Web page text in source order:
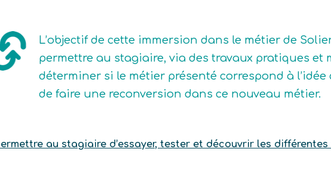
L’objectif de cette immersion dans le métier de
permettre au stagiaire, via des travaux pratiques et
déterminer si le métier présenté correspond à l’idée
de faire une reconversion dans ce nouveau métier.
au stagiaire d’essayer, tester et découvrir les